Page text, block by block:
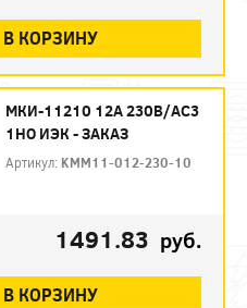
В КОРЗИНУ
МКИ-11210 12А 230В/АС3
1НО ИЭК - ЗАКАЗ
Артикул: KMM11-012-230-10
1491.83 руб.
В КОРЗИНУ